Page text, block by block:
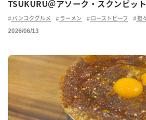
TSUKURU＠アソーク・スクンビット
バンコクグルメ ラーメン ローストビーフ 担
2026/06/13